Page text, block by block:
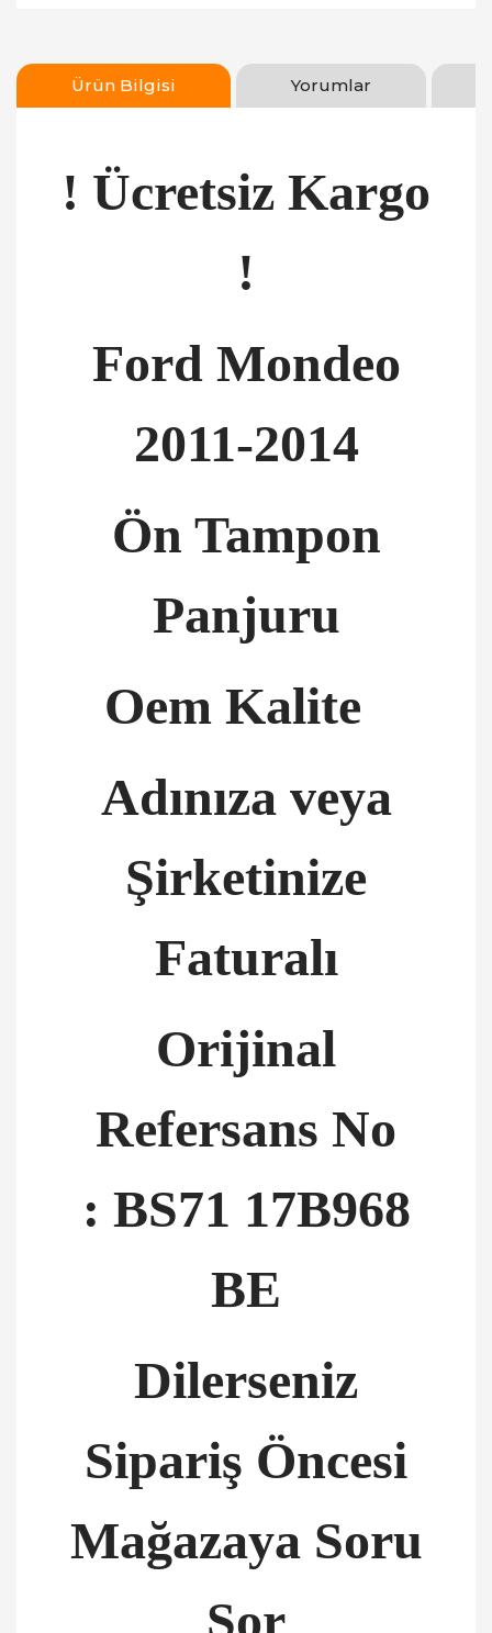
Ürün Bilgisi Yorumlar
! Ücretsiz Kargo
!
Ford Mondeo
2011-2014
Ön Tampon
Panjuru
Oem Kalite
Adınıza veya
Şirketinize
Faturalı
Orijinal
Refersans No
: BS71 17B968
BE
Dilerseniz
Sipariş Öncesi
Mağazaya Soru
Sor